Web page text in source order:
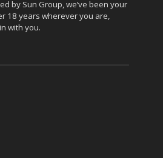
by Sun Group, we’ve been your
18 years wherever you are,
with you.